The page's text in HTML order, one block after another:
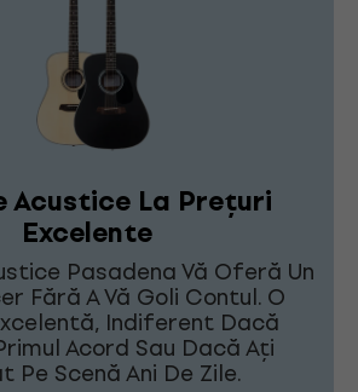
Acustice La Prețuri
Excelente
Pasadena Vă Oferă Un
Fără A Vă Goli Contul. O
Indiferent Dacă
Acord Sau Dacă Ați
Pe Scenă Ani De Zile.